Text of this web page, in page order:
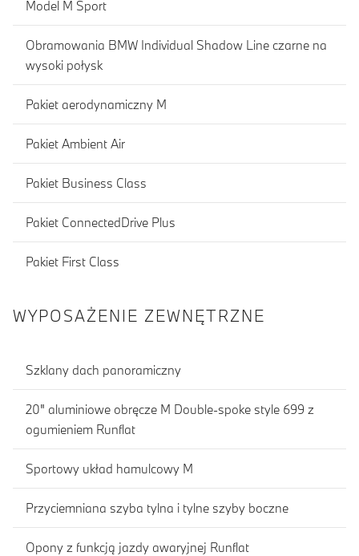
Model M Sport
Obramowania BMW Individual Shadow Line czarne na
wysoki połysk
Pakiet aerodynamiczny M
Pakiet Ambient Air
Pakiet Business Class
Pakiet ConnectedDrive Plus
Pakiet First Class
WYPOSAŻENIE ZEWNĘTRZNE
Szklany dach panoramiczny
20" aluminiowe obręcze M Double-spoke style 699 z
ogumieniem Runflat
Sportowy układ hamulcowy M
Przyciemniana szyba tylna i tylne szyby boczne
Opony z funkcją jazdy awaryjnej Runflat